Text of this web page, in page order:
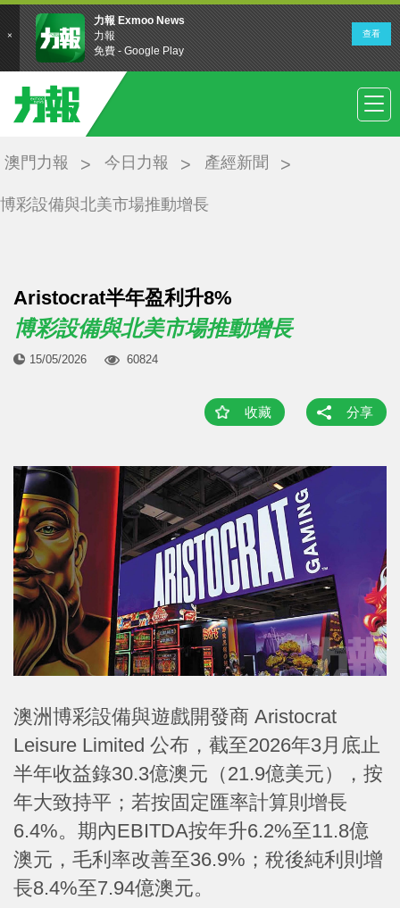
澳門力報 今日力報 產經新聞
博彩設備與北美市場推動增長
Aristocrat半年盈利升8%
博彩設備與北美市場推動增長
15/05/2026 60824
收藏 分享
澳洲博彩設備與遊戲開發商 Aristocrat
Leisure Limited 公布，截至2026年3月底止
半年收益錄30.3億澳元（21.9億美元），按
年大致持平；若按固定匯率計算則增長
6.4%。期內EBITDA按年升6.2%至11.8億
澳元，毛利率改善至36.9%；稅後純利則增
長8.4%至7.94億澳元。